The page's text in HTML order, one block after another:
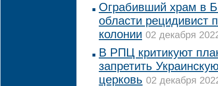
Ограбивший храм в
области рецидивист
колонии 02 декабря
В РПЦ критикуют
запретить
церковь 02 декабря